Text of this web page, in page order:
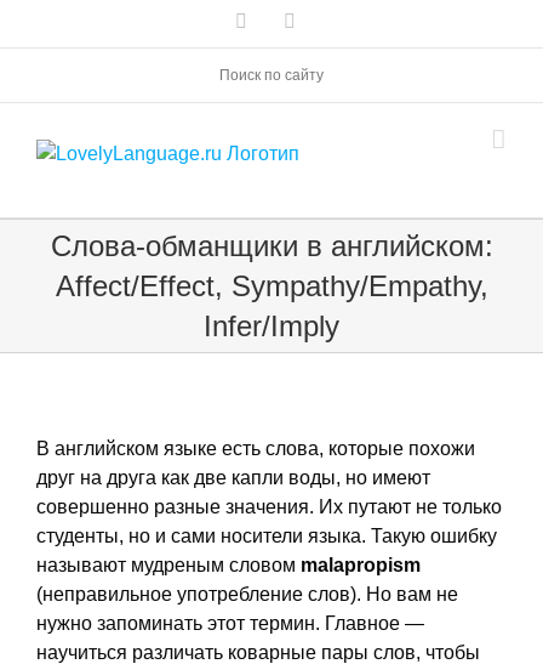
Поиск по сайту
Слова-обманщики в английском:
Affect/Effect, Sympathy/Empathy,
Infer/Imply
В английском языке есть слова, которые похожи
друг на друга как две капли воды, но имеют
совершенно разные значения. Их путают не только
студенты, но и сами носители языка. Такую ошибку
называют мудреным словом malapropism
(неправильное употребление слов). Но вам не
нужно запоминать этот термин. Главное —
научиться различать коварные пары слов, чтобы